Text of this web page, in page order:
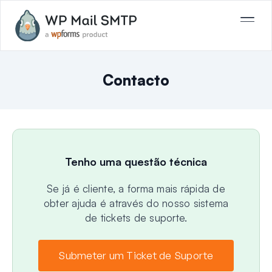
Contacto
Tenho uma questão técnica
Se já é cliente, a forma mais rápida de
obter ajuda é através do nosso sistema
de tickets de suporte.
Submeter um Ticket de Suporte